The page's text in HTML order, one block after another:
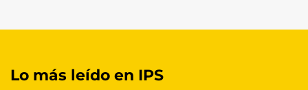
Lo más leído en IPS